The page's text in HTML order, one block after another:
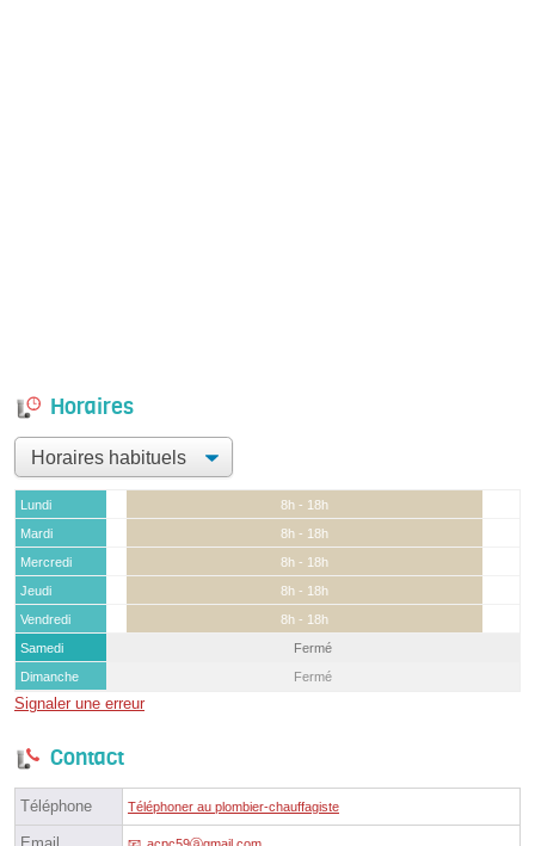
Horaires
Lundi
8h - 18h
Mardi
8h - 18h
Mercredi
8h - 18h
Jeudi
8h - 18h
Vendredi
8h - 18h
Samedi
Fermé
Dimanche
Fermé
Signaler une erreur
Contact
Téléphone Téléphoner au plombier-chauffagiste
acpc59ⓐgmail.com